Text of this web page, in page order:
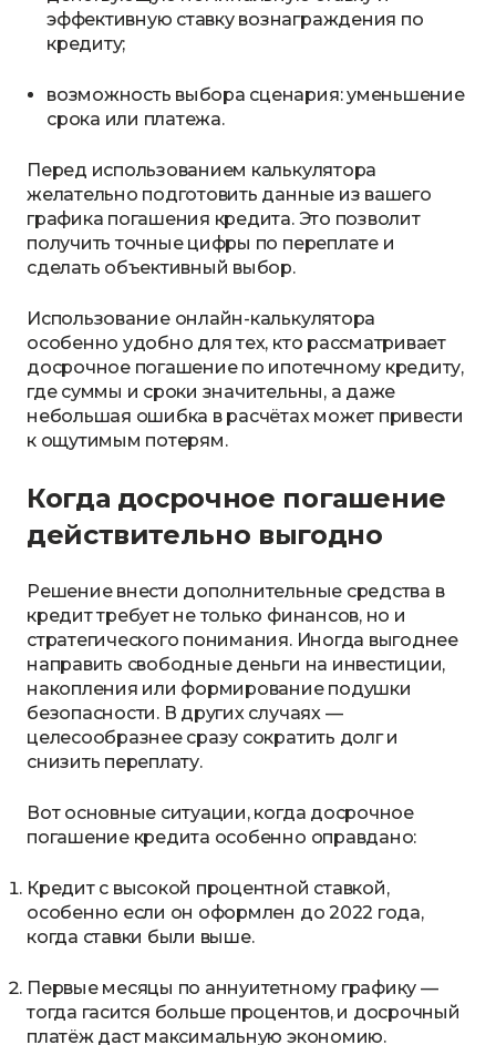
эффективную ставку вознаграждения по
кредиту;
возможность выбора сценария: уменьшение
срока или платежа.
Перед использованием калькулятора
желательно подготовить данные из вашего
графика погашения кредита. Это позволит
получить точные цифры по переплате и
сделать объективный выбор.
Использование онлайн-калькулятора
особенно удобно для тех, кто рассматривает
досрочное погашение по ипотечному кредиту,
где суммы и сроки значительны, а даже
небольшая ошибка в расчётах может привести
к ощутимым потерям.
Когда досрочное погашение
действительно выгодно
Решение внести дополнительные средства в
кредит требует не только финансов, но и
стратегического понимания. Иногда выгоднее
направить свободные деньги на инвестиции,
накопления или формирование подушки
безопасности. В других случаях —
целесообразнее сразу сократить долг и
снизить переплату.
Вот основные ситуации, когда досрочное
погашение кредита особенно оправдано:
Кредит с высокой процентной ставкой,
особенно если он оформлен до 2022 года,
когда ставки были выше.
Первые месяцы по аннуитетному графику —
тогда гасится больше процентов, и досрочный
платёж даст максимальную экономию.